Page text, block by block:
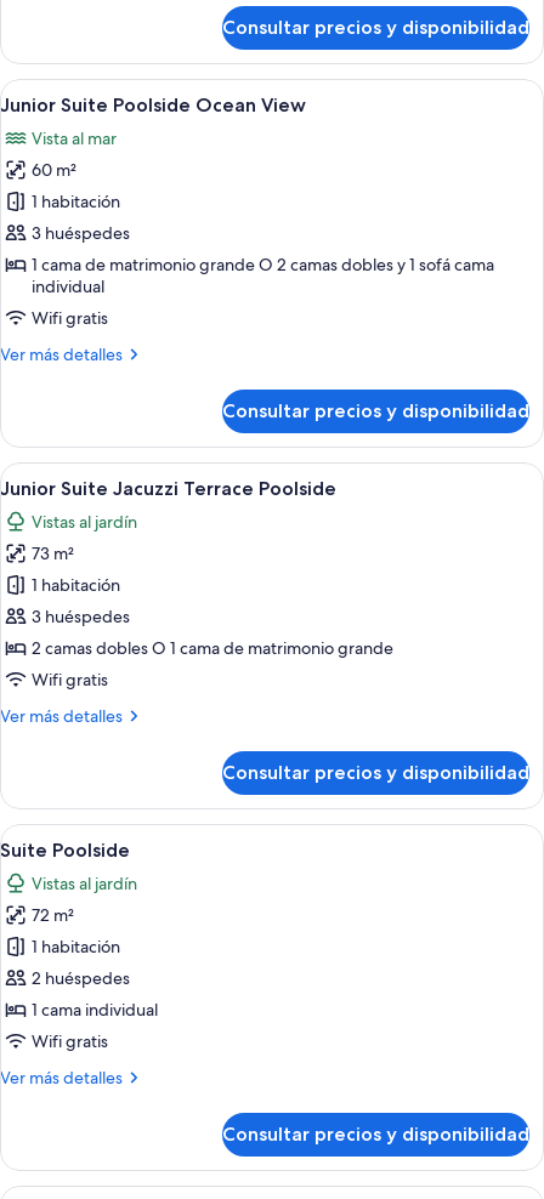
Suite
Poolside
Consultar precios y disponibilidad
Abrir
todas
las
fotos
de
Junior
Suite
Poolside
Ocean
View
Edredones de plumas, minibar, caja
5
Junior Suite Poolside Ocean View
Vista al mar
60 m²
1 habitación
3 huéspedes
1 cama de matrimonio grande O 2 camas dobles y 1 sofá cama
individual
Wifi gratis
Ver más detalles
Más
Suite
Poolside
Ocean
View
Consultar precios y disponibilidad
Abrir
todas
las
fotos
de
Junior
Suite
Jacuzzi
Terrace
Poolside
Una habitación de hotel moderna
5
Junior Suite Jacuzzi Terrace Poolside
Vistas al jardín
73 m²
1 habitación
3 huéspedes
2 camas dobles O 1 cama de matrimonio grande
Wifi gratis
Ver más detalles
Más
Suite
Jacuzzi
Terrace
Poolside
Consultar precios y disponibilidad
Abrir
todas
las
fotos
de
Suite
Poolside
Un baño moderno con tocador de
5
Suite Poolside
Vistas al jardín
72 m²
1 habitación
2 huéspedes
1 cama individual
Wifi gratis
Ver más detalles
Más
Poolside
Consultar precios y disponibilidad
Habitación de hotel moderna con